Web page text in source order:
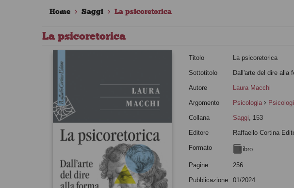
Home Saggi La psicoretorica
La psicoretorica
Titolo La psicoretorica
Sottotitolo Dall'arte del dire alla
Autore Laura Macchi
Argomento Psicologia
Collana Saggi, 153
Editore Raffaello Cortina
Formato Libro
Pagine 256
Pubblicazione 01/2024